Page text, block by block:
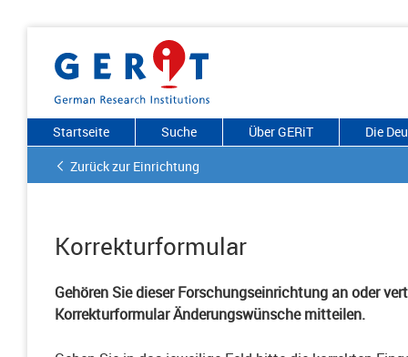
Startseite Suche Über GERiT
Die
Zurück zur Einrichtung
Korrekturformular
Gehören Sie dieser Forschungseinrichtung an oder
Korrekturformular Änderungswünsche mitteilen.